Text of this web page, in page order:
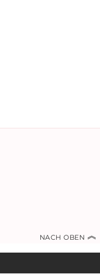
NACH OBEN ︽